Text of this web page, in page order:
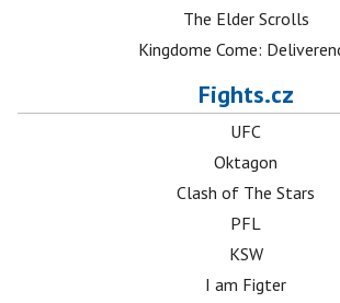
The Elder Scrolls
Kingdome Come:
Fights.cz
UFC
Oktagon
Clash of The Stars
PFL
KSW
I am Figter